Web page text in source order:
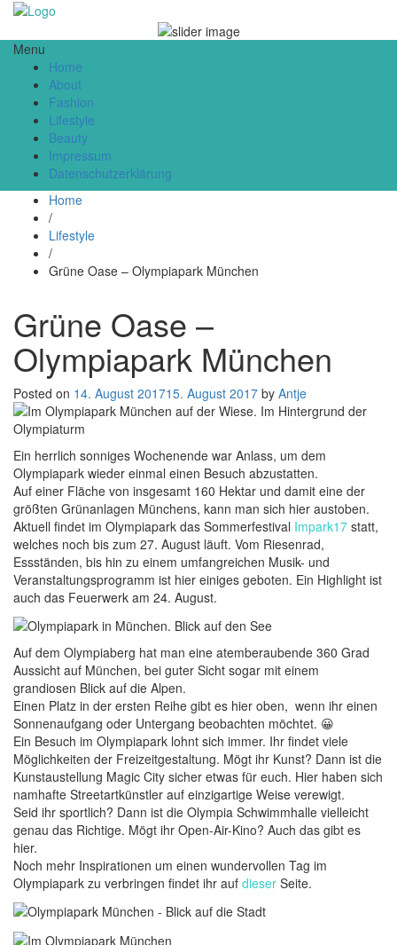
Menu
Home
About
Fashion
Lifestyle
Beauty
Impressum
Datenschutzerklärung
Home
/
Lifestyle
/
Grüne Oase – Olympiapark München
Grüne Oase –
Olympiapark München
Posted on 14. August 201715. August 2017 by Antje
Ein herrlich sonniges Wochenende war Anlass, um dem
Olympiapark wieder einmal einen Besuch abzustatten.
Auf einer Fläche von insgesamt 160 Hektar und damit eine der
größten Grünanlagen Münchens, kann man sich hier austoben.
Aktuell findet im Olympiapark das Sommerfestival Impark17 statt,
welches noch bis zum 27. August läuft. Vom Riesenrad,
Essständen, bis hin zu einem umfangreichen Musik- und
Veranstaltungsprogramm ist hier einiges geboten. Ein Highlight ist
auch das Feuerwerk am 24. August.
Auf dem Olympiaberg hat man eine atemberaubende 360 Grad
Aussicht auf München, bei guter Sicht sogar mit einem
grandiosen Blick auf die Alpen.
Einen Platz in der ersten Reihe gibt es hier oben, wenn ihr einen
Sonnenaufgang oder Untergang beobachten möchtet. 😀
Ein Besuch im Olympiapark lohnt sich immer. Ihr findet viele
Möglichkeiten der Freizeitgestaltung. Mögt ihr Kunst? Dann ist die
Kunstaustellung Magic City sicher etwas für euch. Hier haben sich
namhafte Streetartkünstler auf einzigartige Weise verewigt.
Seid ihr sportlich? Dann ist die Olympia Schwimmhalle vielleicht
genau das Richtige. Mögt ihr Open-Air-Kino? Auch das gibt es
hier.
Noch mehr Inspirationen um einen wundervollen Tag im
Olympiapark zu verbringen findet ihr auf dieser Seite.